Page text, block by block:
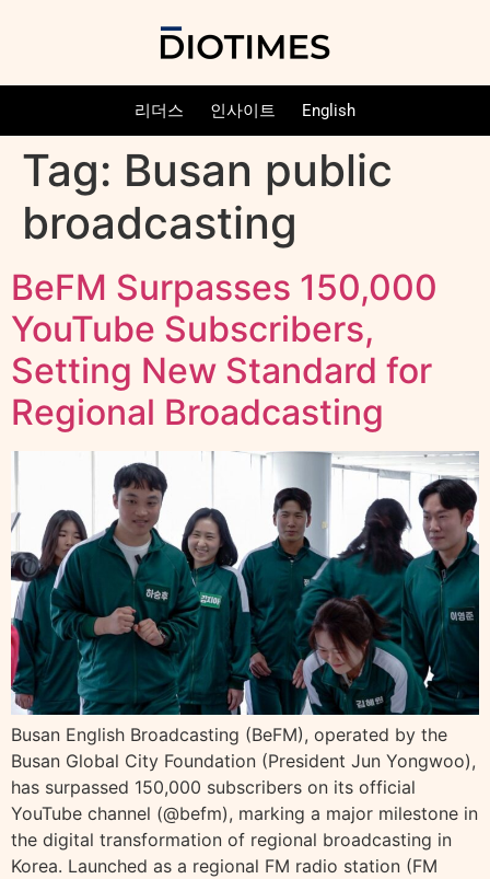
리더스 인사이트 English
Tag: Busan public
broadcasting
BeFM Surpasses 150,000
YouTube Subscribers,
Setting New Standard for
Regional Broadcasting
Busan English Broadcasting (BeFM), operated by the
Busan Global City Foundation (President Jun Yongwoo),
has surpassed 150,000 subscribers on its official
YouTube channel (@befm), marking a major milestone in
the digital transformation of regional broadcasting in
Korea. Launched as a regional FM radio station (FM